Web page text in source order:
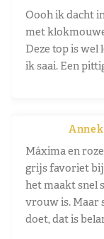
Oooh ik dacht
met
Deze top is wel
ik saai. Een
Máxima en
grijs favoriet bij
het maakt snel
vrouw is. Maar
doet, dat is